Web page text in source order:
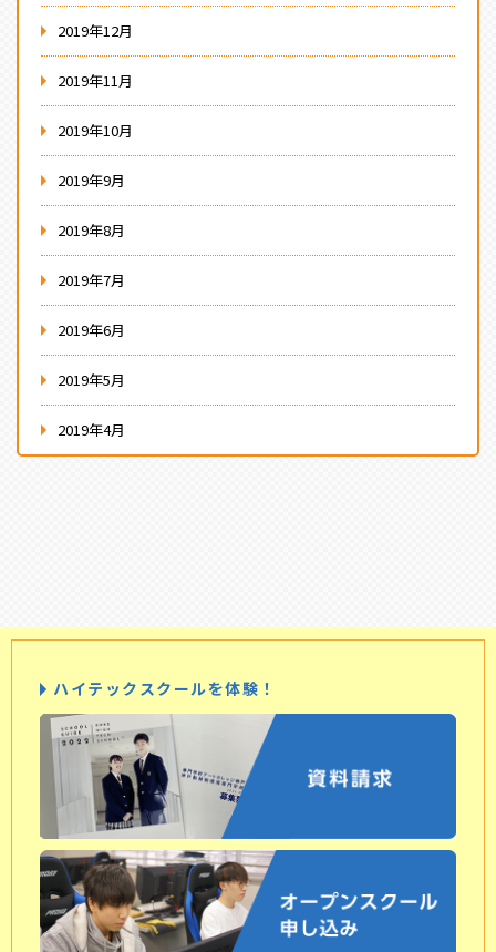
2019年12月
2019年11月
2019年10月
2019年9月
2019年8月
2019年7月
2019年6月
2019年5月
2019年4月
ハイテックスクールを体験！